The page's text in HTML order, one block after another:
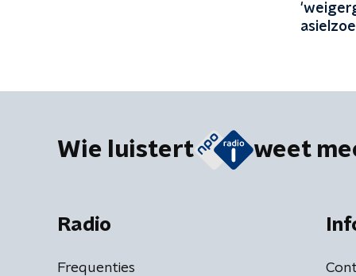
Wie luistert weet
Radio
Frequenties